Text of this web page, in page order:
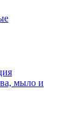
мыло и